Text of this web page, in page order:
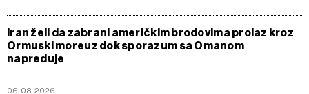
Iran želi da zabrani američkim brodovima prolaz kroz
Ormuski moreuz dok sporazum sa Omanom
napreduje
06.08.2026